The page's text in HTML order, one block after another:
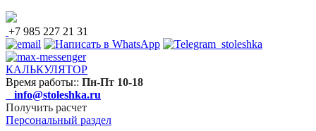
+7 985 227 21 31
КАЛЬКУЛЯТОР
Время работы:: Пн-Пт 10-18
info@stoleshka.ru
Получить расчет
Персональный раздел